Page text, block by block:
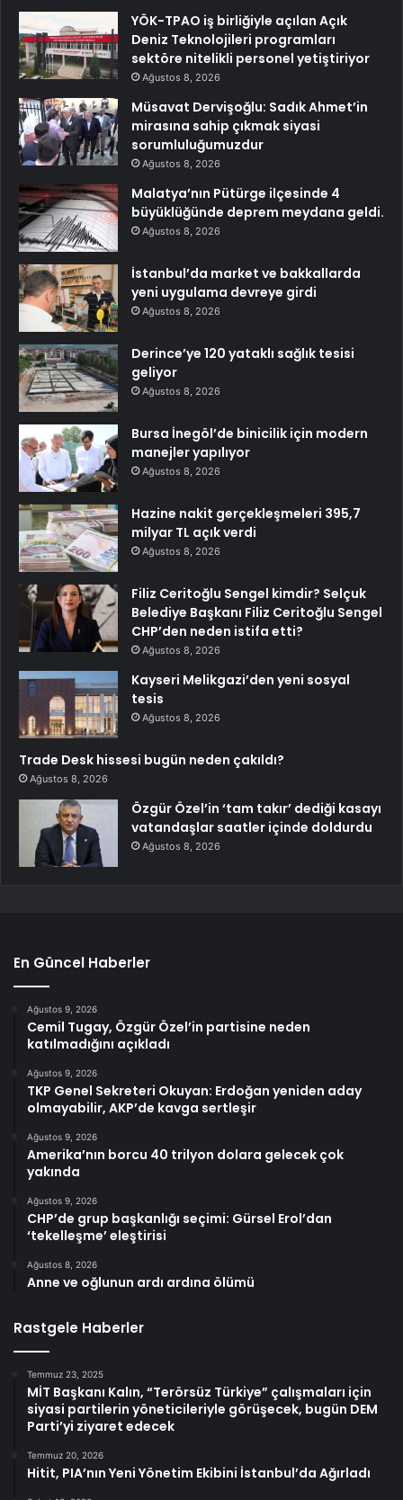
YÖK-TPAO iş birliğiyle açılan Açık
Deniz Teknolojileri programları
sektöre nitelikli personel yetiştiriyor
Ağustos 8, 2026
Müsavat Dervişoğlu: Sadık Ahmet’in
mirasına sahip çıkmak siyasi
sorumluluğumuzdur
Ağustos 8, 2026
Malatya’nın Pütürge ilçesinde 4
büyüklüğünde deprem meydana geldi.
Ağustos 8, 2026
İstanbul’da market ve bakkallarda
yeni uygulama devreye girdi
Ağustos 8, 2026
Derince’ye 120 yataklı sağlık tesisi
geliyor
Ağustos 8, 2026
Bursa İnegöl’de binicilik için modern
manejler yapılıyor
Ağustos 8, 2026
Hazine nakit gerçekleşmeleri 395,7
milyar TL açık verdi
Ağustos 8, 2026
Filiz Ceritoğlu Sengel kimdir? Selçuk
Belediye Başkanı Filiz Ceritoğlu Sengel
CHP’den neden istifa etti?
Ağustos 8, 2026
Kayseri Melikgazi’den yeni sosyal
tesis
Ağustos 8, 2026
Trade Desk hissesi bugün neden çakıldı?
Ağustos 8, 2026
Özgür Özel’in ‘tam takır’ dediği kasayı
vatandaşlar saatler içinde doldurdu
Ağustos 8, 2026
En Güncel Haberler
Ağustos 9, 2026
Cemil Tugay, Özgür Özel’in partisine neden
katılmadığını açıkladı
Ağustos 9, 2026
TKP Genel Sekreteri Okuyan: Erdoğan yeniden aday
olmayabilir, AKP’de kavga sertleşir
Ağustos 9, 2026
Amerika’nın borcu 40 trilyon dolara gelecek çok
yakında
Ağustos 9, 2026
CHP’de grup başkanlığı seçimi: Gürsel Erol’dan
‘tekelleşme’ eleştirisi
Ağustos 8, 2026
Anne ve oğlunun ardı ardına ölümü
Rastgele Haberler
Temmuz 23, 2025
MİT Başkanı Kalın, “Terörsüz Türkiye” çalışmaları için
siyasi partilerin yöneticileriyle görüşecek, bugün DEM
Parti’yi ziyaret edecek
Temmuz 20, 2026
Hitit, PIA’nın Yeni Yönetim Ekibini İstanbul’da Ağırladı